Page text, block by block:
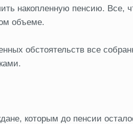
накопленную пенсию. Все,
объеме.
обстоятельств все
которым до пенсии